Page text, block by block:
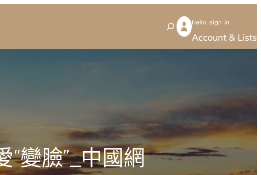
S
e
Hello sign in
Account & Lists
變臉”_中國網